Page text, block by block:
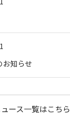
お知らせ
ース一覧はこちら